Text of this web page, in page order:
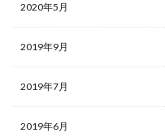
2020年5月
2019年9月
2019年7月
2019年6月